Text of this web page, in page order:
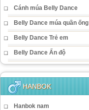
Cánh múa Belly Dance
Belly Dance múa quần ống
Belly Dance Trẻ em
Belly Dance Ấn độ
HANBOK
Hanbok nam